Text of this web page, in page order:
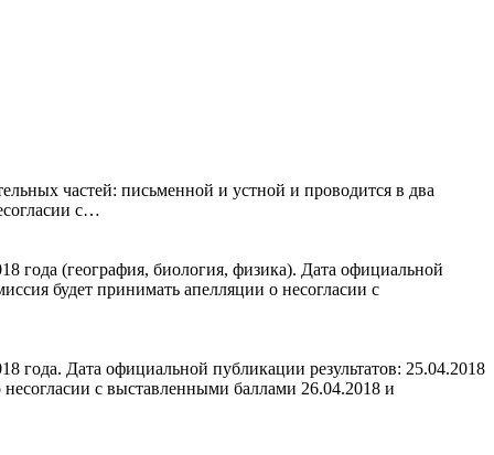
частей: письменной и устной и проводится в два
с…
года (география, биология, физика). Дата официальной
будет принимать апелляции о несогласии с
Дата официальной публикации результатов: 25.04.2018
с выставленными баллами 26.04.2018 и